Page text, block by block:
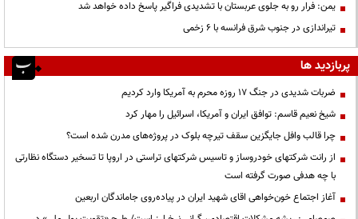
یمن: فرار رو به جلوی عربستان با تشدیدی فراگیر پاسخ داده خواهد شد
تیراندازی در جنوب شرق فرانسه با ۶ زخمی
پربازدید ها
ضربات شدیدی در جنگ ۱۷ روزه محرم به آمریکا وارد کردیم
شیخ نعیم قاسم: توافق ایران و آمریکا، اسرائیل را مهار کرد
چرا قالب وافل جایگزین سقف تیرچه بلوک در پروژه‌های مدرن شده است؟
از رانت‌ شرکتهای خودروساز و تاسیس شرکتهای تراستی در اروپا تا تسخیر دستگاه نظارتی
با چه هدفی صورت گرفته است
آغاز اجتماع خون‌خواهی اقای شهید ایران در پیاده‌روی جاماندگان اربعین